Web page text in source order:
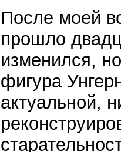
После моей
прошло
изменился,
фигура
актуальной,